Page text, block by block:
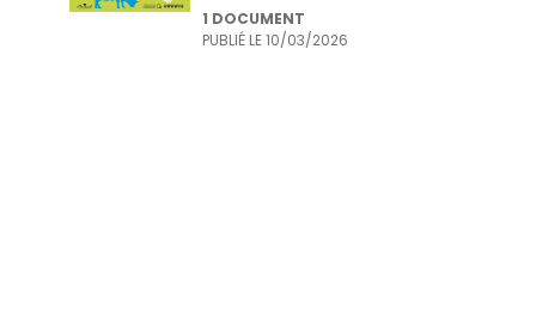
1 DOCUMENT
PUBLIÉ LE10/03/2026